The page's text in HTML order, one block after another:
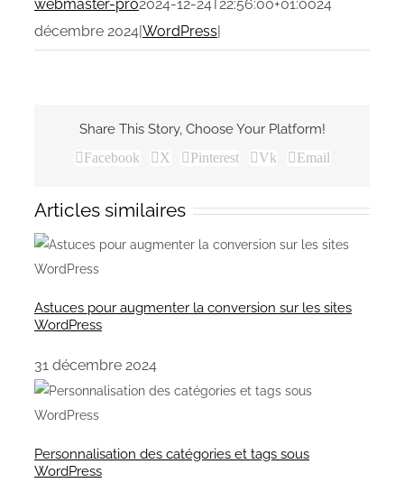
webmaster-pro2024-12-24T22:56:00+01:0024
décembre 2024|WordPress|
Share This Story, Choose Your Platform!
Facebook X Pinterest Vk Email
Articles similaires
Astuces pour augmenter la conversion sur les sites
WordPress
31 décembre 2024
Personnalisation des catégories et tags sous
WordPress